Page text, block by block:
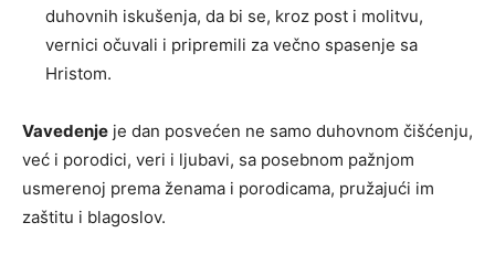
duhovnih iskušenja, da bi se, kroz post i molitvu,
vernici očuvali i pripremili za večno spasenje sa
Hristom.
Vavedenje je dan posvećen ne samo duhovnom čišćenju,
već i porodici, veri i ljubavi, sa posebnom pažnjom
usmerenoj prema ženama i porodicama, pružajući im
zaštitu i blagoslov.